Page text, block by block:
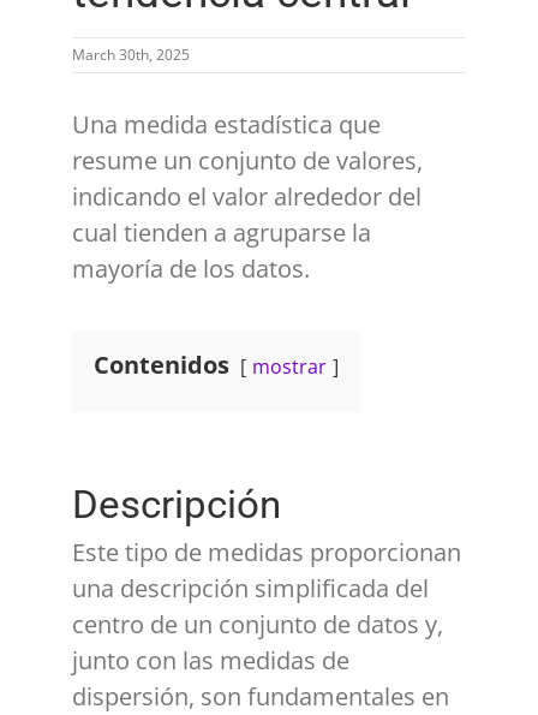
March 30th, 2025
Una medida estadística que
resume un conjunto de valores,
indicando el valor alrededor del
cual tienden a agruparse la
mayoría de los datos.
Contenidos mostrar
Descripción
Este tipo de medidas proporcionan
una descripción simplificada del
centro de un conjunto de datos y,
junto con las medidas de
dispersión, son fundamentales en